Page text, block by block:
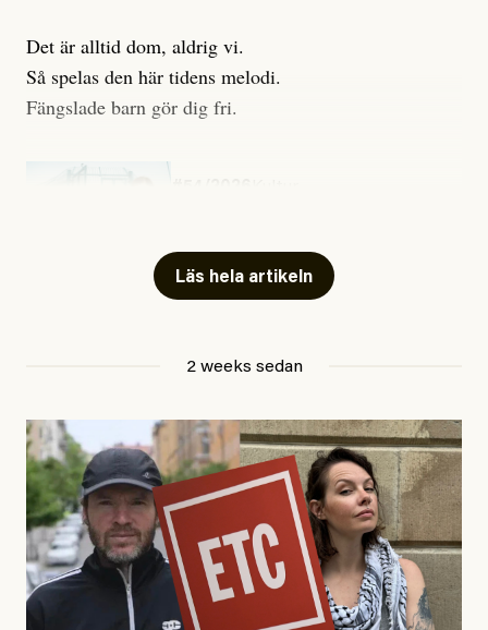
Det är alltid dom, aldrig vi.
Så spelas den här tidens melodi.
Fängslade barn gör dig fri.
Läs hela artikeln
2 weeks sedan